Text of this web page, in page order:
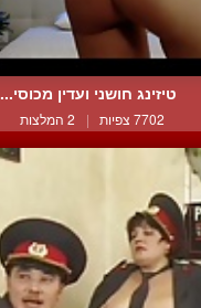
טיזינג חושני ועדין מכוסי...
7702 צפיות | 2 המלצות